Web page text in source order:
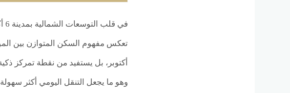
أكتوبر، بل يستفيد من نقطة تمركز
وهو ما يجعل التنقل اليومي أكثر